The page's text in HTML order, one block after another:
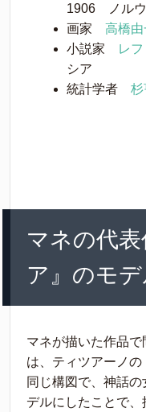
1906 ノル
画家 高橋由
小説家
レ
シア
統計学者 杉
マネの代
ア』のモ
マネが描いた作品で
は、ティツアーノ
同じ構図で、神話
デルにしたことで、